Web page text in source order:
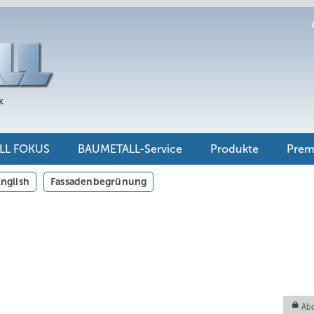
FOKUS BAUMETALL-Service Produkte
Fassadenbegrünung